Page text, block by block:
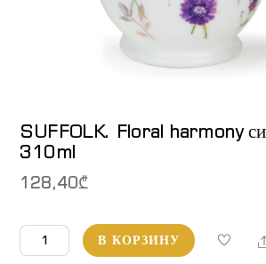
SUFFOLK. Floral harmony
310ml
128,40₾
Количество
товара
В КОРЗИНУ